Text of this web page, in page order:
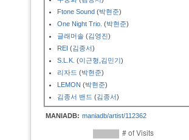
Ftone Sound (박현준)
One Night Trio. (박현준)
글래머솔 (김영진)
REI (김종서)
S.L.K. (이근형 김민기)
리자드 (박현준)
LEMON (박현준)
김종서 밴드 (김종서)
MANIADB: maniadb/artist/112362